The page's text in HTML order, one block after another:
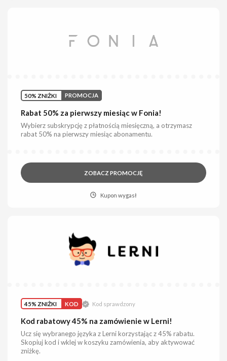
50% ZNIŻKI PROMOCJA
Rabat 50% za pierwszy miesiąc w Fonia!
Wybierz subskrypcję z płatnością miesięczną, a otrzymasz
rabat 50% na pierwszy miesiąc abonamentu.
ZOBACZ PROMOCJĘ
Kupon wygasł
45% ZNIŻKI KOD Kod sprawdzony
Kod rabatowy 45% na zamówienie w Lerni!
Ucz się wybranego języka z Lerni korzystając z 45% rabatu.
Skopiuj kod i wklej w koszyku zamówienia, aby aktywować
zniżkę.